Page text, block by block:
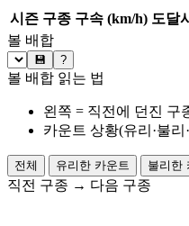
시즌 구종 구속 (km/h) 도달
볼 배합
💾 ?
볼 배합 읽는 법
왼쪽 = 직전에 던진 구
카운트 상황(유리·불
전체 유리한 카운트 불리한
직전 구종 → 다음 구종